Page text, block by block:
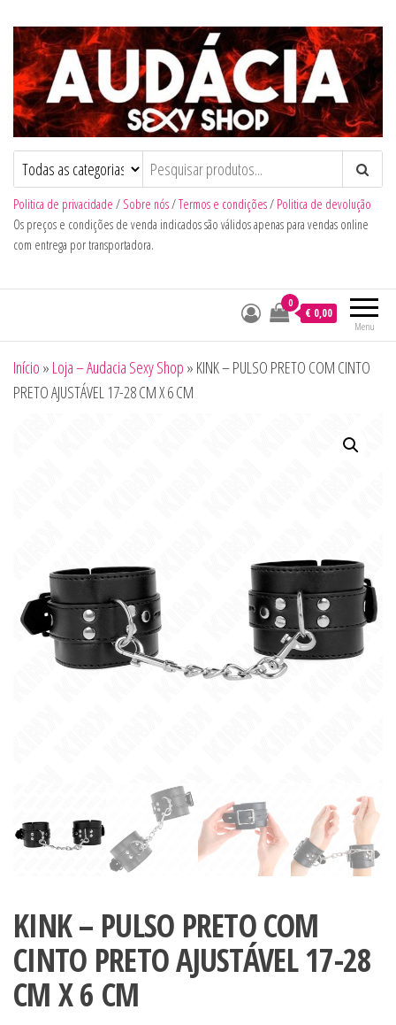
Audacia Sexy Shop
Politica de privacidade / Sobre nós/Termos e condições/ Politica de devolução
Os preços e condições de venda indicados são válidos apenas para vendas online
com entrega por transportadora.
Menu
0
€ 0,00
Início » Loja – Audacia Sexy Shop » KINK – PULSO PRETO COM CINTO
PRETO AJUSTÁVEL 17-28 CM X 6 CM
KINK – PULSO PRETO COM
CINTO PRETO AJUSTÁVEL 17-28
CM X 6 CM